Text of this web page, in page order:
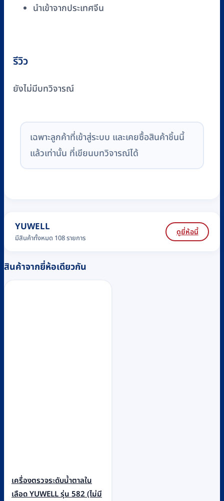
นำเข้าจากประเทศจีน
รีวิว
ยังไม่มีบทวิจารณ์
เฉพาะลูกค้าที่เข้าสู่ระบบ และเคยซื้อสินค้าชิ้นนี้
แล้วเท่านั้น ที่เขียนบทวิจารณ์ได้
YUWELL
มีสินค้าทั้งหมด 108 รายการ
ดูยี่ห้อนี้
สินค้าจากยี่ห้อเดียวกัน
เครื่องตรวจระดับน้ำตาลใน
เลือด YUWELL รุ่น 582 (ไม่มี